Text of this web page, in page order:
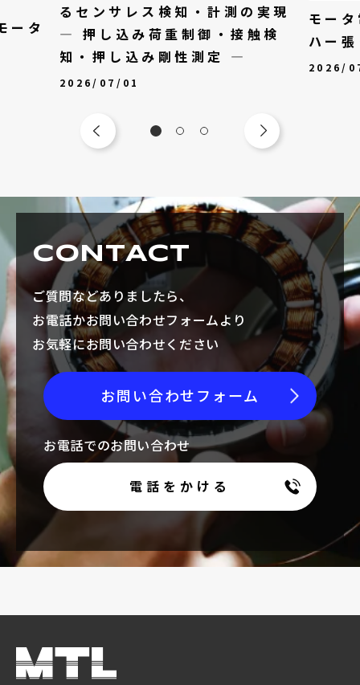
ータ
るセンサレス検知・計測の実現
— 押し込み荷重制御・接触検
知・押し込み剛性測定 —
2026/07/01
モー
ハー
2026/
CONTACT
ご質問などありましたら、
お電話かお問い合わせフォームより
お気軽にお問い合わせください
お問い合わせフォーム
お電話でのお問い合わせ
電話をかける